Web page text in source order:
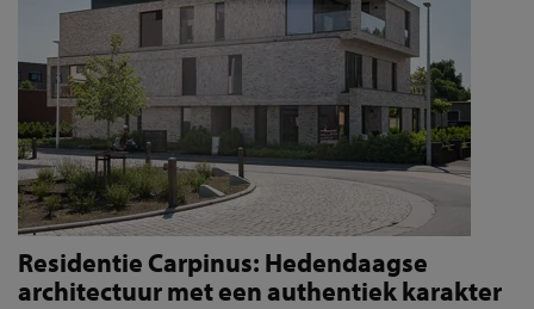
Residentie Carpinus: Hedendaagse
architectuur met een authentiek karakter